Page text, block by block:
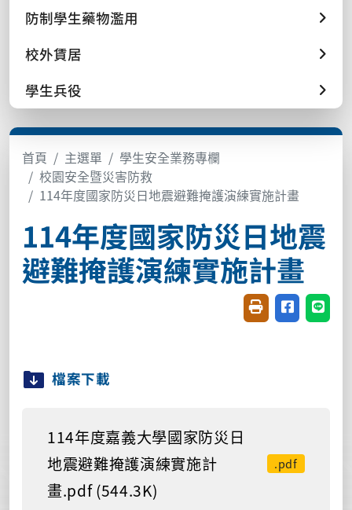
防制學生藥物濫用
校外賃居
學生兵役
首頁 主選單
學生安全業務專欄
校園安全暨災害防救
114年度國家防災日地震避難掩護演練實施計畫
114年度國家防災日地震
避難掩護演練實施計畫
友善列印(開新視
分享至臉書
分享
檔案下載
114年度嘉義大學國家防災日
地震避難掩護演練實施計
畫.pdf (544.3K)
.pdf